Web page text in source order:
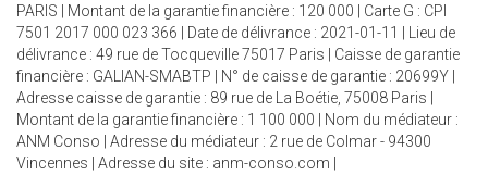
PARIS | Montant de la garantie financière : 120 000 | Carte G : CPI
7501 2017 000 023 366 | Date de délivrance : 2021-01-11 | Lieu de
délivrance : 49 rue de Tocqueville 75017 Paris | Caisse de garantie
financière : GALIAN-SMABTP | N° de caisse de garantie : 20699Y |
Adresse caisse de garantie : 89 rue de La Boétie, 75008 Paris |
Montant de la garantie financière : 1 100 000 | Nom du médiateur :
ANM Conso | Adresse du médiateur : 2 rue de Colmar - 94300
Vincennes | Adresse du site : anm-conso.com